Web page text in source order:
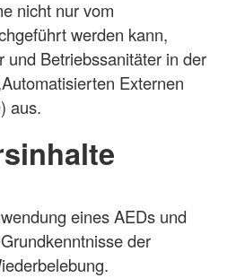
nicht nur vom
werden kann,
und Betriebssanitäter in der
Externen
aus.
eines AEDs und
der